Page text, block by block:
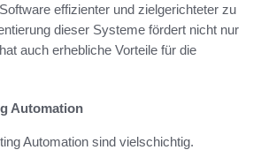
effizienter und zielgerichteter zu
dieser Systeme fördert nicht nur
auch erhebliche Vorteile für die
Automation
Automation sind vielschichtig.